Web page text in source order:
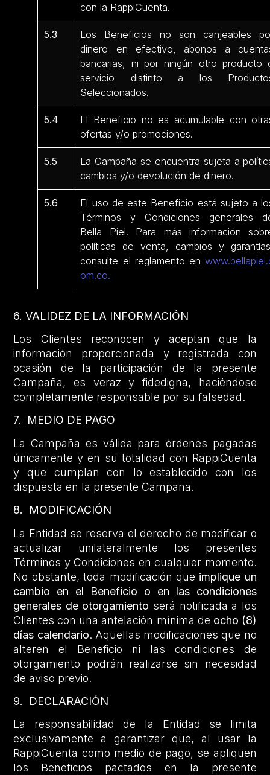
con la RappiCuenta.
5.3
Los Beneficios no son canjeables
dinero en efectivo, abonos a
bancarias, ni por ningún otro producto
servicio distinto a los
Seleccionados.
5.4
El Beneficio no es acumulable con
ofertas y/o promociones.
5.5
La Campaña se encuentra sujeta a
cambios y/o devolución de dinero.
5.6
El uso de este Beneficio está sujeto a
Términos y Condiciones generales
Bella Piel. Para más información
políticas de venta, cambios y
consulte el reglamento en
om.co.
6. VALIDEZ DE LA INFORMACIÓN
Los Clientes reconocen y aceptan que la
información proporcionada y registrada con
ocasión de la participación de la presente
Campaña, es veraz y fidedigna, haciéndose
completamente responsable por su falsedad.
7. MEDIO DE PAGO
La Campaña es válida para órdenes pagadas
únicamente y en su totalidad con RappiCuenta
y que cumplan con lo establecido con los
dispuesta en la presente Campaña.
8. MODIFICACIÓN
La Entidad se reserva el derecho de modificar o
actualizar unilateralmente los presentes
Términos y Condiciones en cualquier momento.
No obstante, toda modificación que implique un
cambio en el Beneficio o en las condiciones
generales de otorgamiento será notificada a los
Clientes con una antelación mínima de ocho (8)
días calendario. Aquellas modificaciones que no
alteren el Beneficio ni las condiciones de
otorgamiento podrán realizarse sin necesidad
de aviso previo.
9. DECLARACIÓN
La responsabilidad de la Entidad se limita
exclusivamente a garantizar que, al usar la
RappiCuenta como medio de pago, se apliquen
los Beneficios pactados en la presente